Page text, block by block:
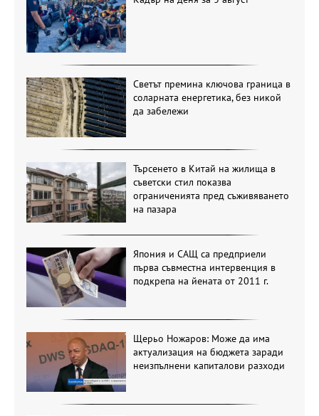
Светът премина ключова граница в
соларната енергетика, без никой
да забележи
Търсенето в Китай на жилища в
съветски стил показва
ограниченията пред съживяването
на пазара
Япония и САЩ са предприели
първа съвместна интервенция в
подкрепа на йената от 2011 г.
Щерьо Ножаров: Може да има
актуализация на бюджета заради
неизпълнени капиталови разходи